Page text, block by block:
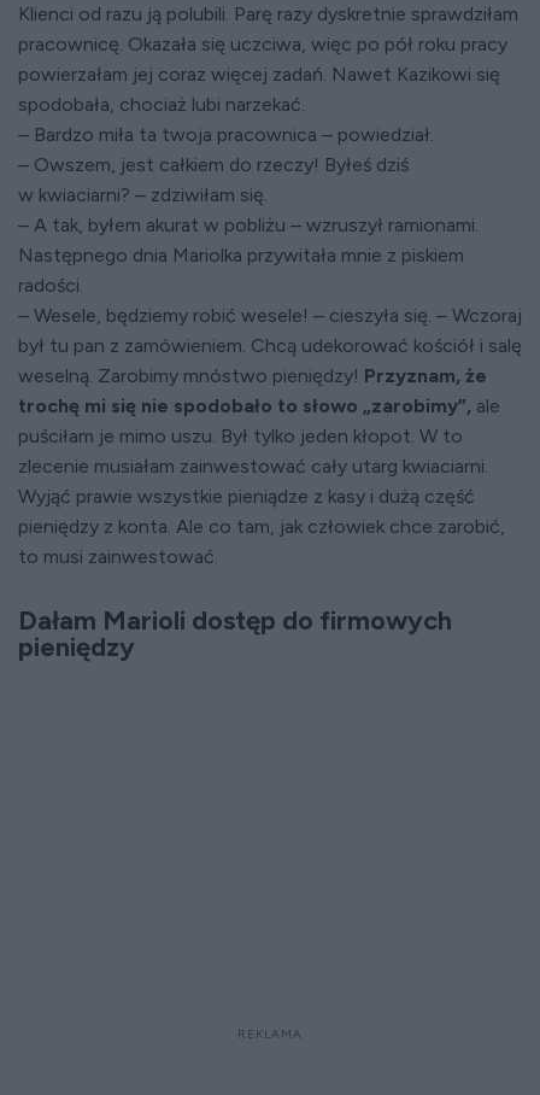
Klienci od razu ją polubili. Parę razy dyskretnie sprawdziłam
pracownicę. Okazała się uczciwa, więc po pół roku pracy
powierzałam jej coraz więcej zadań. Nawet Kazikowi się
spodobała, chociaż lubi narzekać.
– Bardzo miła ta twoja pracownica – powiedział.
– Owszem, jest całkiem do rzeczy! Byłeś dziś
w kwiaciarni? – zdziwiłam się.
– A tak, byłem akurat w pobliżu – wzruszył ramionami.
Następnego dnia Mariolka przywitała mnie z piskiem
radości.
– Wesele, będziemy robić wesele! – cieszyła się. – Wczoraj
był tu pan z zamówieniem. Chcą udekorować kościół i salę
weselną. Zarobimy mnóstwo pieniędzy! Przyznam, że
trochę mi się nie spodobało to słowo „zarobimy”, ale
puściłam je mimo uszu. Był tylko jeden kłopot. W to
zlecenie musiałam zainwestować cały utarg kwiaciarni.
Wyjąć prawie wszystkie pieniądze z kasy i dużą część
pieniędzy z konta. Ale co tam, jak człowiek chce zarobić,
to musi zainwestować.
Dałam Marioli dostęp do firmowych
pieniędzy